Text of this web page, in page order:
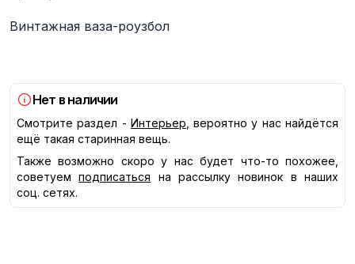
Описание
Винтажная ваза-роузбол
Нет в наличии
Смотрите раздел - Интерьер , вероятно у нас найдётся
ещё такая старинная вещь.
Также возможно скоро у нас будет что-то похожее,
советуем
подписаться
на рассылку новинок в наших
соц. сетях.